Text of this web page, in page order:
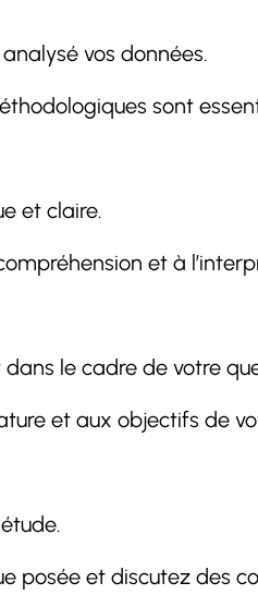
vos données.
sont
et claire.
et à
le cadre de votre
et aux objectifs de
posée et discutez des